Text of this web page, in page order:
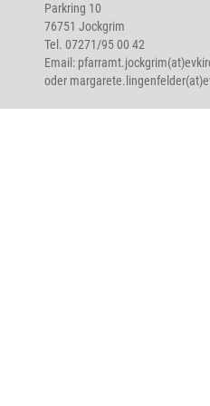
Parkring 10
76751 Jockgrim
Tel. 07271/95 00 42
Email:
oder